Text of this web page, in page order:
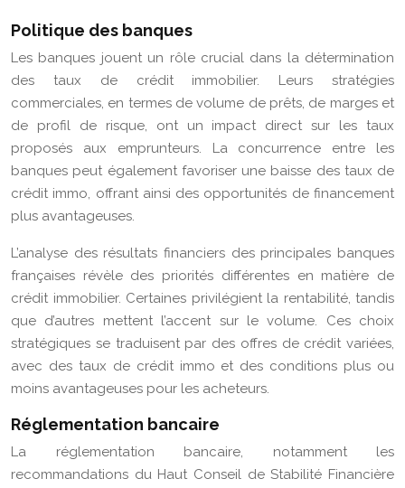
Politique des banques
Les banques jouent un rôle crucial dans la détermination
des taux de crédit immobilier. Leurs stratégies
commerciales, en termes de volume de prêts, de marges et
de profil de risque, ont un impact direct sur les taux
proposés aux emprunteurs. La concurrence entre les
banques peut également favoriser une baisse des taux de
crédit immo, offrant ainsi des opportunités de financement
plus avantageuses.
L’analyse des résultats financiers des principales banques
françaises révèle des priorités différentes en matière de
crédit immobilier. Certaines privilégient la rentabilité, tandis
que d’autres mettent l’accent sur le volume. Ces choix
stratégiques se traduisent par des offres de crédit variées,
avec des taux de crédit immo et des conditions plus ou
moins avantageuses pour les acheteurs.
Réglementation bancaire
La réglementation bancaire, notamment les
recommandations du Haut Conseil de Stabilité Financière